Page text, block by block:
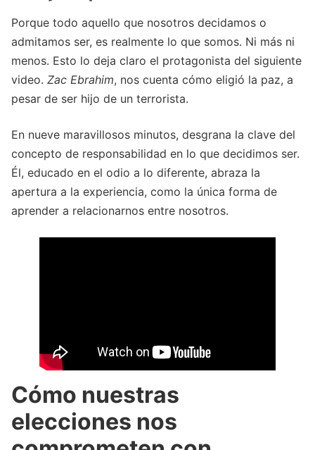
Porque todo aquello que nosotros decidamos o
admitamos ser, es realmente lo que somos. Ni más ni
menos. Esto lo deja claro el protagonista del siguiente
video. Zac Ebrahim, nos cuenta cómo eligió la paz, a
pesar de ser hijo de un terrorista.
En nueve maravillosos minutos, desgrana la clave del
concepto de responsabilidad en lo que decidimos ser.
Él, educado en el odio a lo diferente, abraza la
apertura a la experiencia, como la única forma de
aprender a relacionarnos entre nosotros.
Cómo nuestras
elecciones nos